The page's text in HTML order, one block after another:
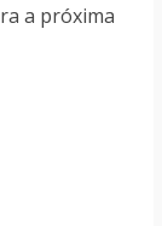
a próxima